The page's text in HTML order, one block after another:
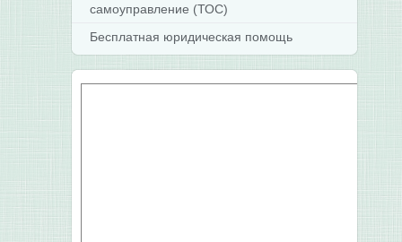
самоуправление (ТОС)
Бесплатная юридическая помощь